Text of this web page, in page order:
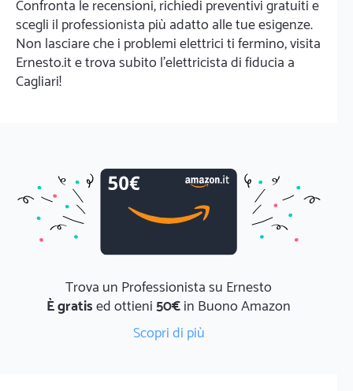
Confronta le recensioni, richiedi preventivi gratuiti e
scegli il professionista più adatto alle tue esigenze.
Non lasciare che i problemi elettrici ti fermino, visita
Ernesto.it e trova subito l'elettricista di fiducia a
Cagliari!
Trova un Professionista su Ernesto
È gratised ottieni50€in Buono Amazon
Scopri di più